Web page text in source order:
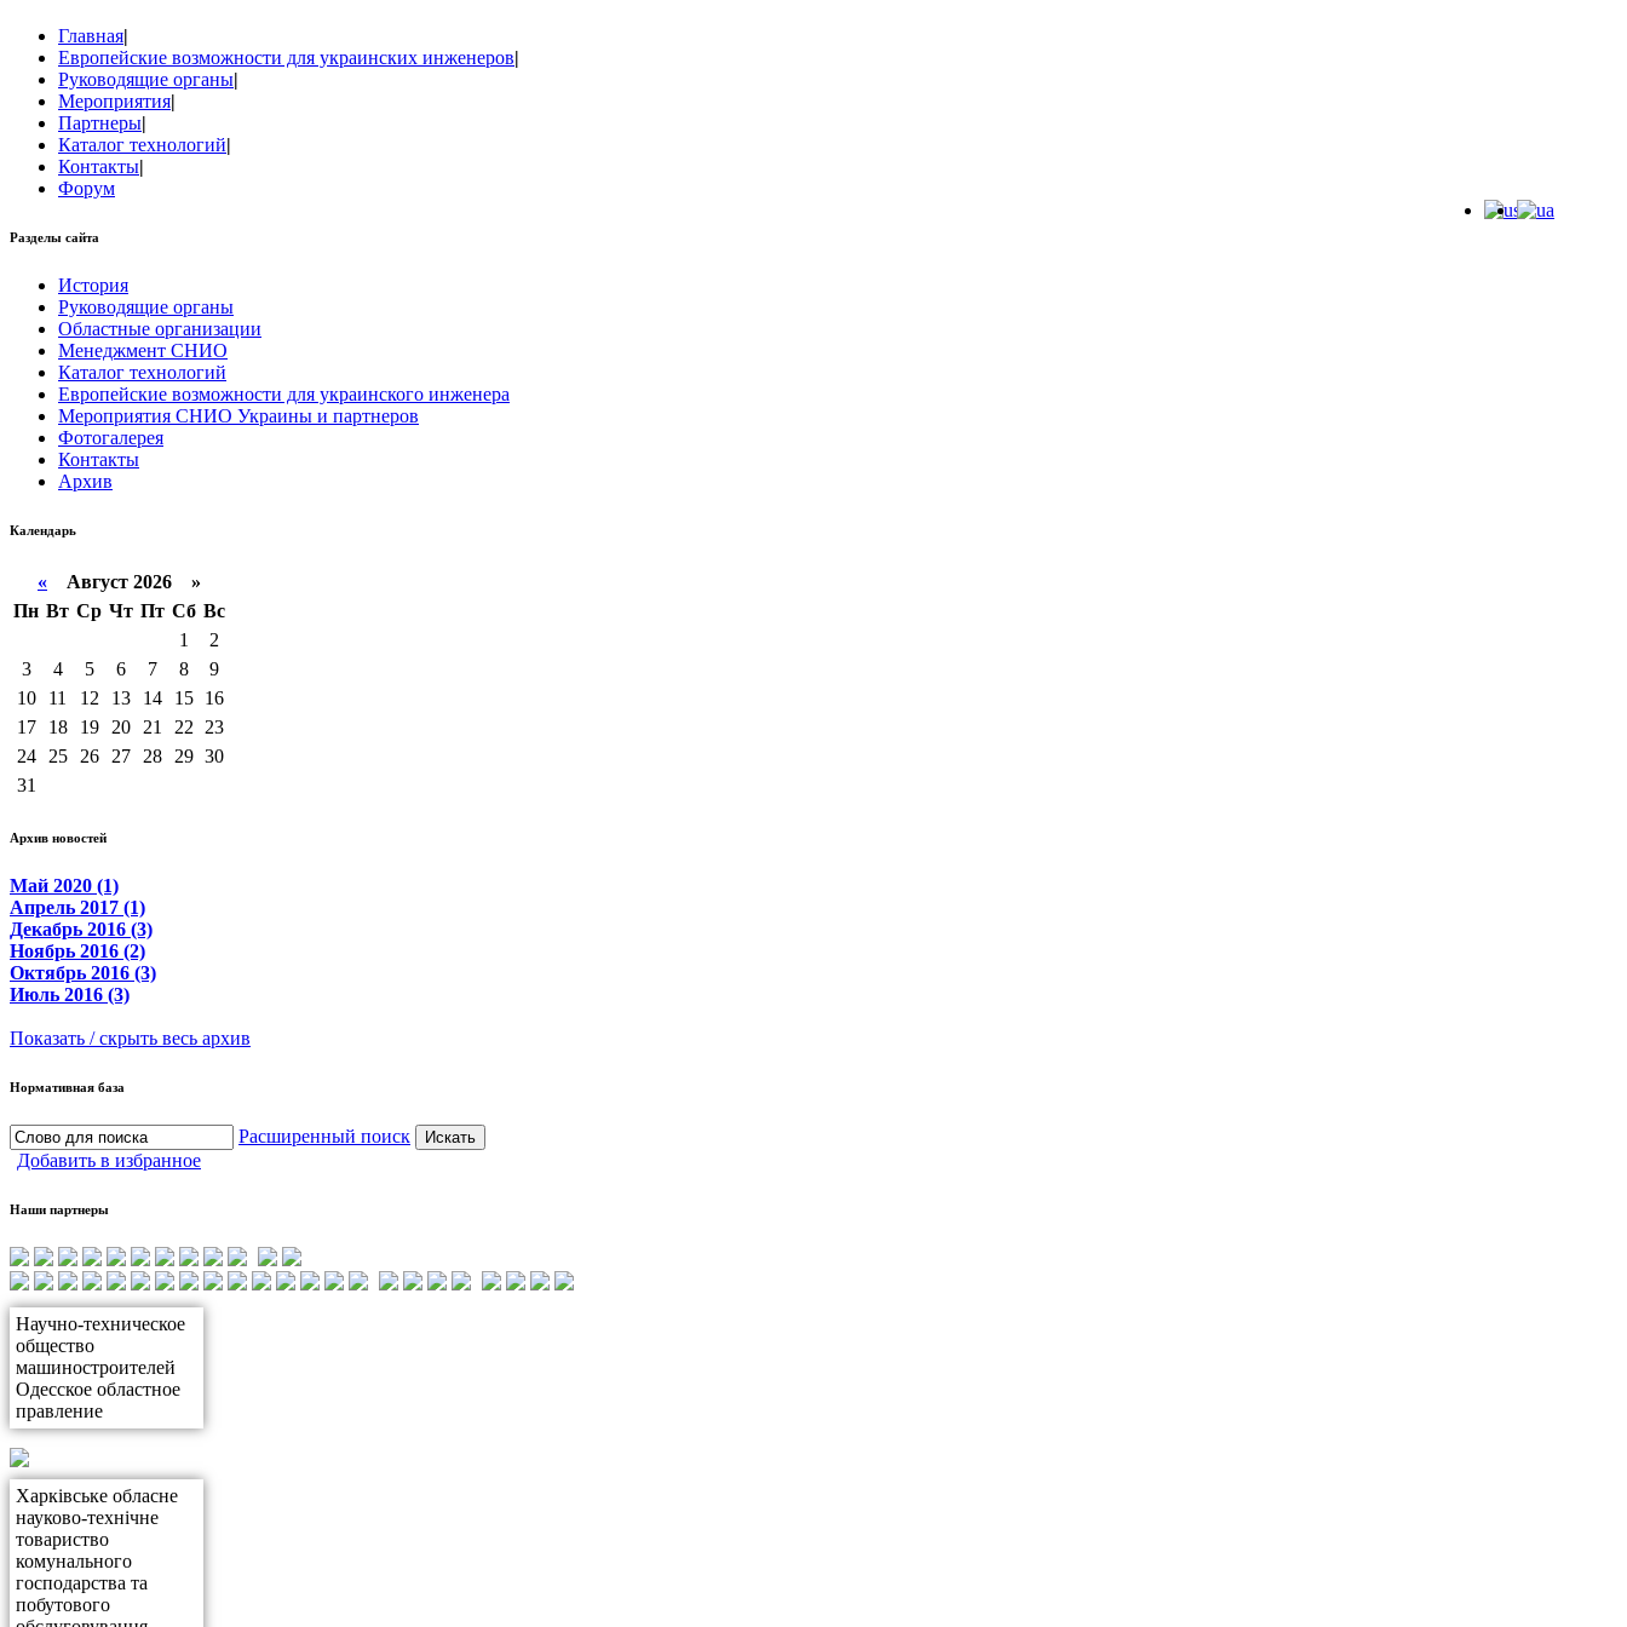
Главная|
Европейские возможности для украинских инженеров|
Руководящие органы|
Мероприятия|
Партнеры|
Каталог технологий|
Контакты|
Форум
Разделы сайта
История
Руководящие органы
Областные организации
Менеджмент СНИО
Каталог технологий
Европейские возможности для украинского инженера
Мероприятия СНИО Украины и партнеров
Фотогалерея
Контакты
Архив
Календарь
« Август 2026 »
Пн Вт Ср Чт Пт Сб Вс
1
2
3
4 5 6 7 8
9
10
11 12 13 14 15 16
17
18 19 20 21 22
23
24
25 26 27 28 29 30
31
Архив новостей
Май 2020 (1)
Апрель 2017 (1)
Декабрь 2016 (3)
Ноябрь 2016 (2)
Октябрь 2016 (3)
Июль 2016 (3)
Показать / скрыть весь архив
Нормативная база
Расширенный поиск
Добавить в избранное
Наши партнеры
Научно-техническое
общество
машиностроителей
Одесское областное
правление
Харківське обласне
науково-технічне
товариство
комунального
господарства та
побутового